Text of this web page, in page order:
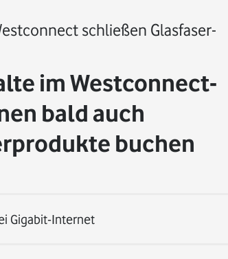
schließen Glasfaser-
im Westconnect-
bald auch
buchen
Gigabit-Internet